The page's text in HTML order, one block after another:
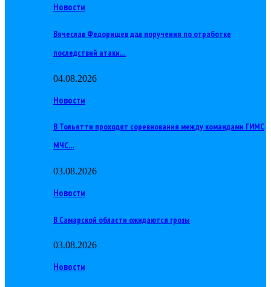
Новости
Вячеслав Федорищев дал поручения по отработке
последствий атаки…
04.08.2026
Новости
В Тольятти проходят соревнования между командами ГИМС
МЧС…
03.08.2026
Новости
В Самарской области ожидаются грозы
03.08.2026
Новости